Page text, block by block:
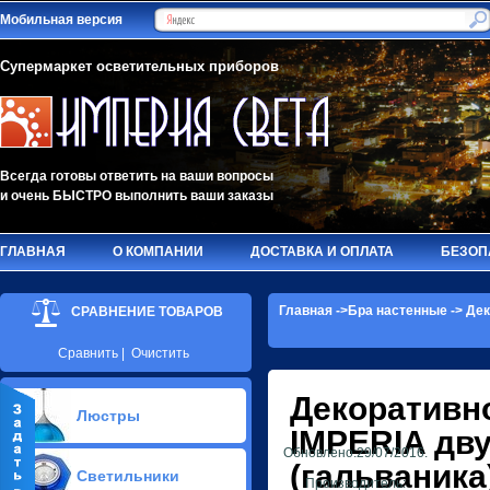
Мобильная версия
Супермаркет осветительных приборов
Всегда готовы ответить на ваши вопросы
и очень БЫСТРО выполнить ваши заказы
ГЛАВНАЯ О КОМПАНИИ ДОСТАВКА И ОПЛАТА
Главная ->Бра настенные ->
IMPERIA
Обновлено:29/07/2016.
Производитель:
СРАВНЕНИЕ ТОВАРОВ
Сравнить Очистить
Люстры
Припотолочные люстры(581)
Потолочные люстры Led(90)
Светильники